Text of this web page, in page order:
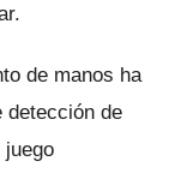
de manos ha
detección de